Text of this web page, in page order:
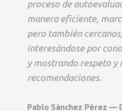
proceso de
manera eficiente,
pero también
interesándose por
y mostrando respeto y
recomendaciones.
Pablo Sánchez Pérez